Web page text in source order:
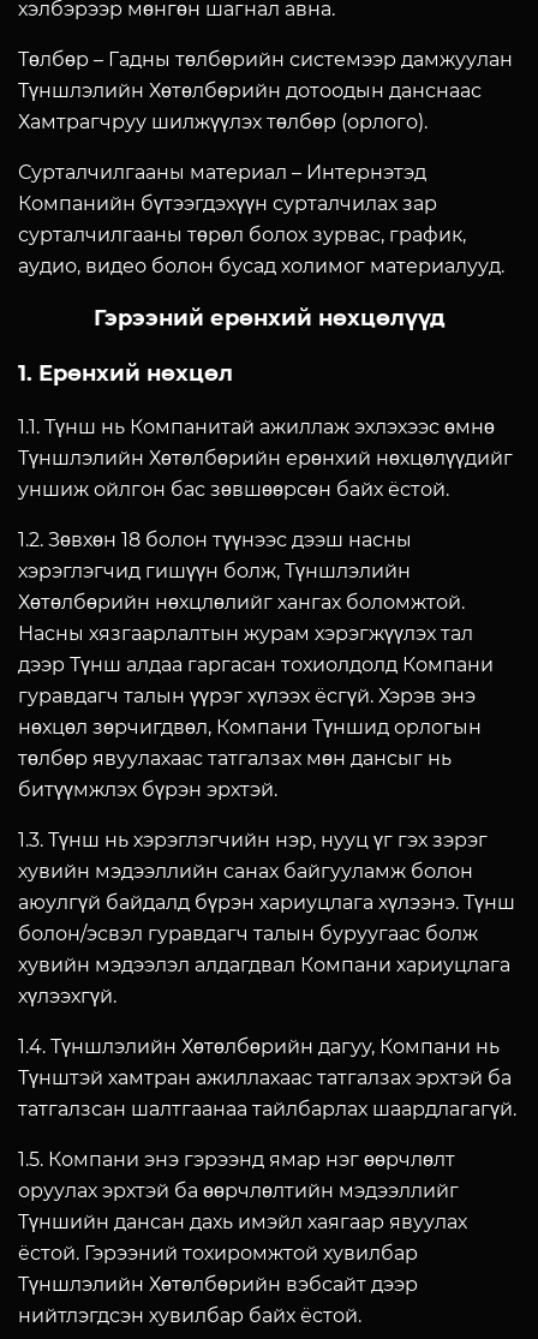
хэлбэрээр мөнгөн шагнал авна.
Төлбөр – Гадны төлбөрийн системээр дамжуулан
Түншлэлийн Хөтөлбөрийн дотоодын данснаас
Хамтрагчруу шилжүүлэх төлбөр (орлого).
Сурталчилгааны материал – Интернэтэд
Компанийн бүтээгдэхүүн сурталчилах зар
сурталчилгааны төрөл болох зурвас, график,
аудио, видео болон бусад холимог материалууд.
Гэрээний ерөнхий нөхцөлүүд
1. Ерөнхий нөхцөл
1.1. Түнш нь Компанитай ажиллаж эхлэхээс өмнө
Түншлэлийн Хөтөлбөрийн ерөнхий нөхцөлүүдийг
уншиж ойлгон бас зөвшөөрсөн байх ёстой.
1.2. Зөвхөн 18 болон түүнээс дээш насны
хэрэглэгчид гишүүн болж, Түншлэлийн
Хөтөлбөрийн нөхцлөлийг хангах боломжтой.
Насны хязгаарлалтын журам хэрэгжүүлэх тал
дээр Түнш алдаа гаргасан тохиолдолд Компани
гуравдагч талын үүрэг хүлээх ёсгүй. Хэрэв энэ
нөхцөл зөрчигдвөл, Компани Түншид орлогын
төлбөр явуулахаас татгалзах мөн дансыг нь
битүүмжлэх бүрэн эрхтэй.
1.3. Түнш нь хэрэглэгчийн нэр, нууц үг гэх зэрэг
хувийн мэдээллийн санах байгууламж болон
аюулгүй байдалд бүрэн хариуцлага хүлээнэ. Түнш
болон/эсвэл гуравдагч талын буруугаас болж
хувийн мэдээлэл алдагдвал Компани хариуцлага
хүлээхгүй.
1.4. Түншлэлийн Хөтөлбөрийн дагуу, Компани нь
Түнштэй хамтран ажиллахаас татгалзах эрхтэй ба
татгалзсан шалтгаанаа тайлбарлах шаардлагагүй.
1.5. Компани энэ гэрээнд ямар нэг өөрчлөлт
оруулах эрхтэй ба өөрчлөлтийн мэдээллийг
Түншийн дансан дахь имэйл хаягаар явуулах
ёстой. Гэрээний тохиромжтой хувилбар
Түншлэлийн Хөтөлбөрийн вэбсайт дээр
нийтлэгдсэн хувилбар байх ёстой.